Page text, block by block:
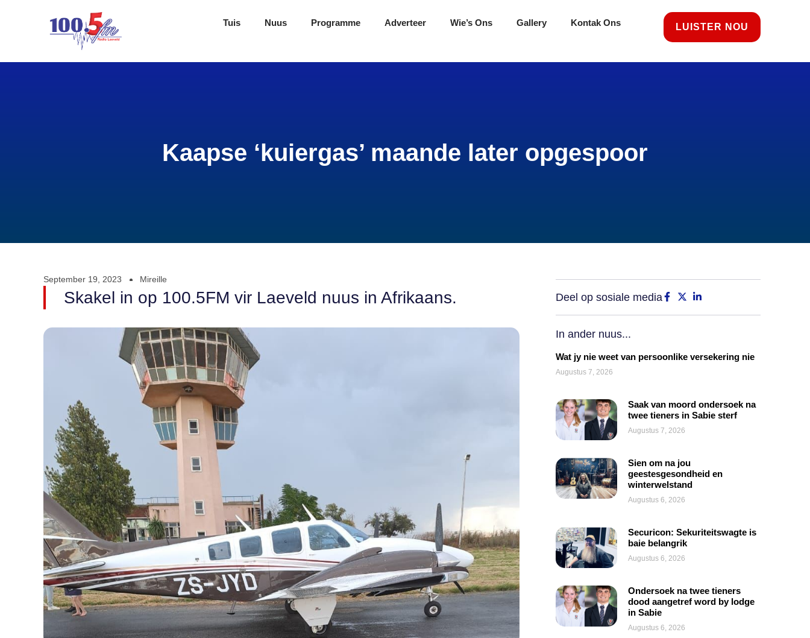
Tuis Nuus Programme Adverteer Wie’s Ons Gallery Kontak Ons LUISTER NOU
Kaapse ‘kuiergas’ maande later opgespoor
September 19, 2023 Mireille
Skakel in op 100.5FM vir Laeveld nuus in Afrikaans. Deel op sosiale media
In ander nuus...
Wat jy nie weet van persoonlike versekering nie
Augustus 7, 2026
Saak van moord ondersoek na
twee tieners in Sabie sterf
Augustus 7, 2026
Sien om na jou
geestesgesondheid en
winterwelstand
Augustus 6, 2026
Securicon: Sekuriteitswagte is
baie belangrik
Augustus 6, 2026
Ondersoek na twee tieners
dood aangetref word by lodge
in Sabie
Augustus 6, 2026